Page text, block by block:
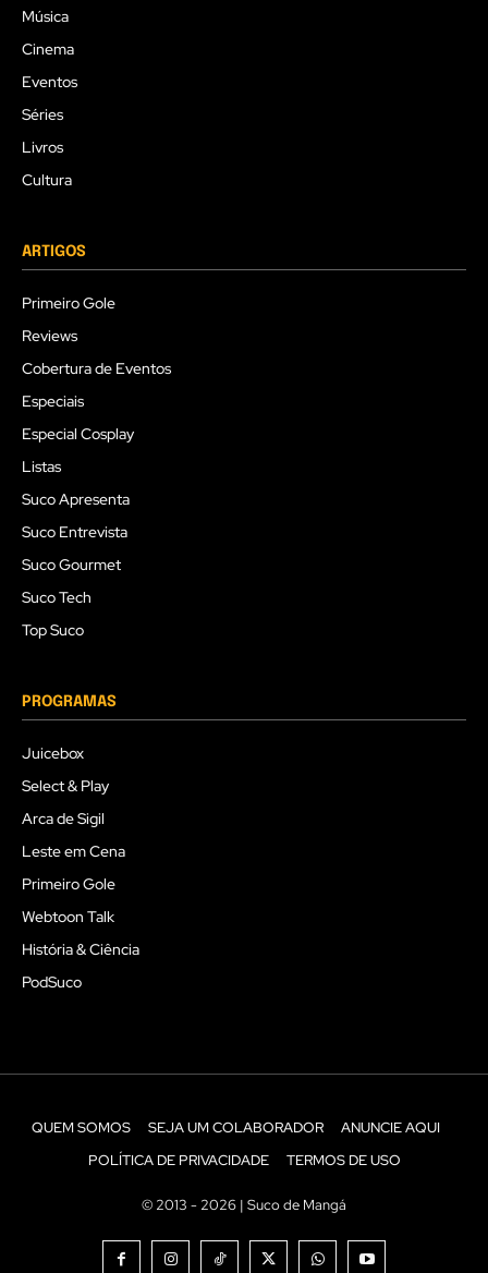
Música
Cinema
Eventos
Séries
Livros
Cultura
ARTIGOS
Primeiro Gole
Reviews
Cobertura de Eventos
Especiais
Especial Cosplay
Listas
Suco Apresenta
Suco Entrevista
Suco Gourmet
Suco Tech
Top Suco
PROGRAMAS
Juicebox
Select & Play
Arca de Sigil
Leste em Cena
Primeiro Gole
Webtoon Talk
História & Ciência
PodSuco
QUEM SOMOS SEJA UM COLABORADOR
ANUNCIE AQUI
POLÍTICA DE PRIVACIDADE
TERMOS DE USO
© 2013 - 2026 | Suco de Mangá